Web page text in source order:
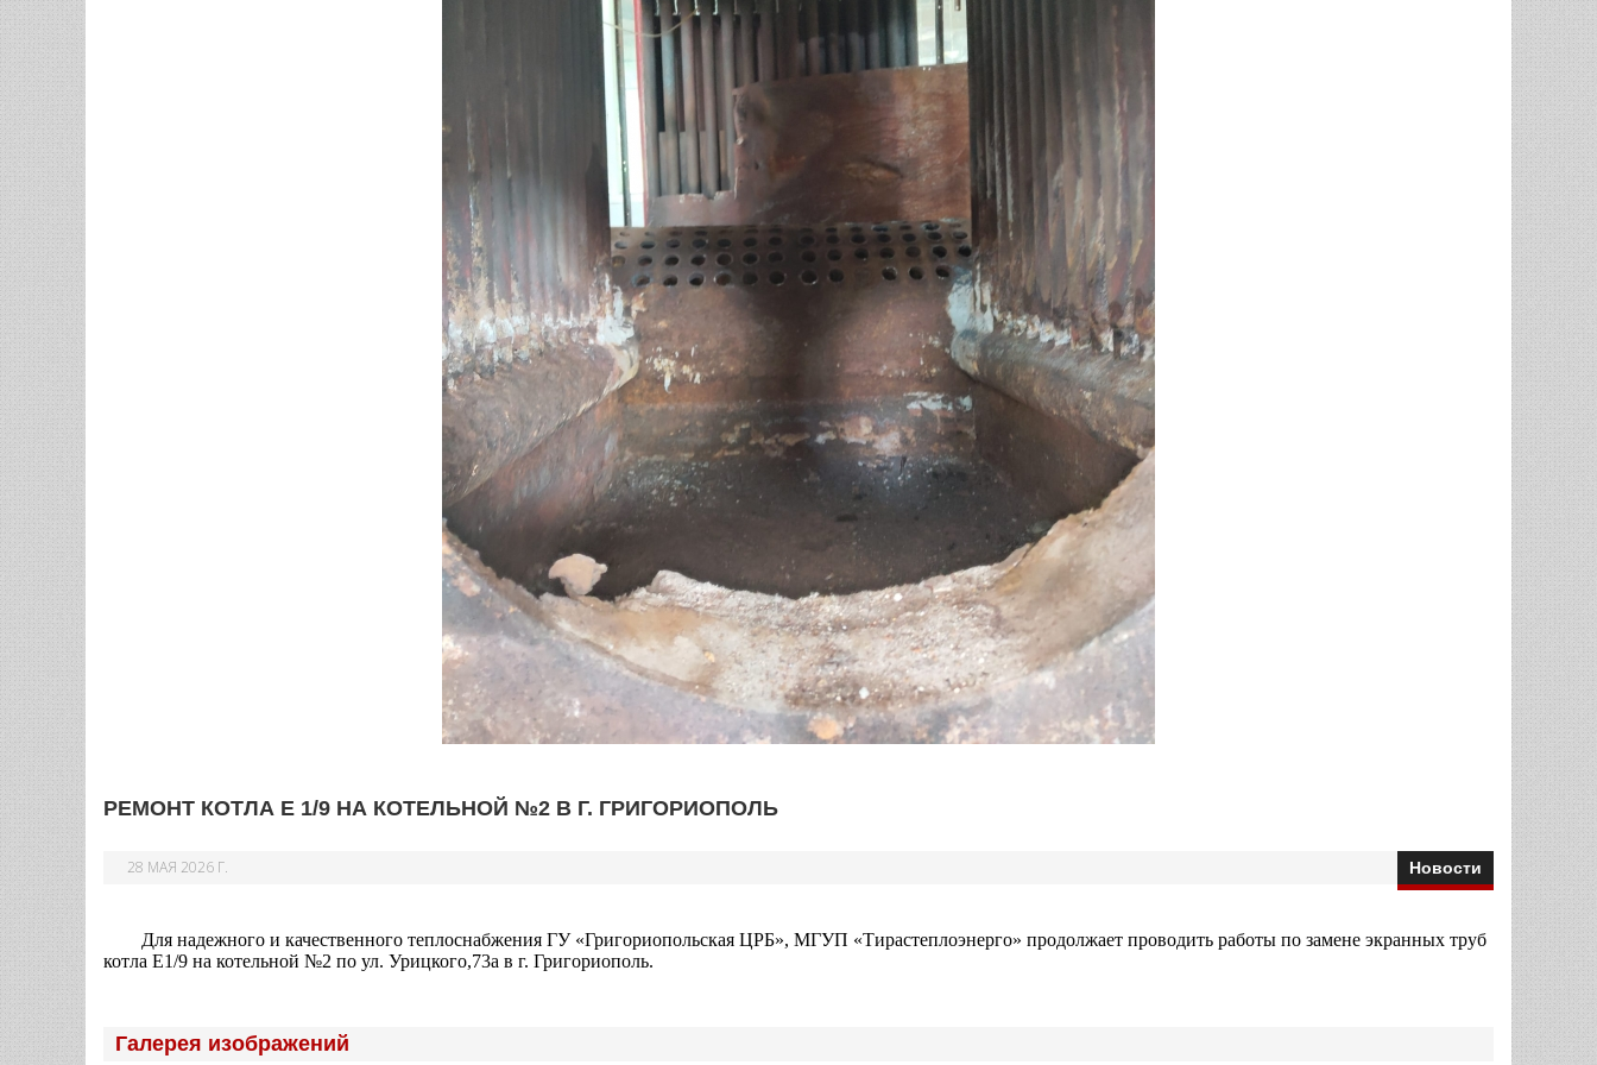
РЕМОНТ КОТЛА Е 1/9 НА КОТЕЛЬНОЙ №2 В Г. ГРИГОРИОПОЛЬ
Новости
28 МАЯ 2026 Г.
Для надежного и качественного теплоснабжения ГУ «Григориопольская ЦРБ», МГУП «Тирастеплоэнерго» продолжает проводить работы по замене экранных труб
котла Е1/9 на котельной №2 по ул. Урицкого,73а в г. Григориополь.
Галерея изображений